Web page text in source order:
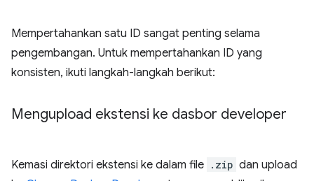
Mempertahankan satu ID sangat penting selama
pengembangan. Untuk mempertahankan ID yang
konsisten, ikuti langkah-langkah berikut:
Mengupload ekstensi ke dasbor developer
Kemasi direktori ekstensi ke dalam file .zip dan upload